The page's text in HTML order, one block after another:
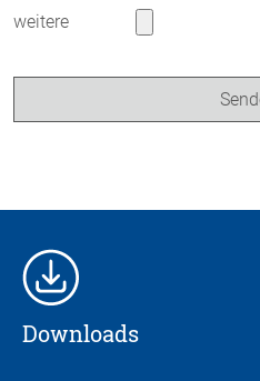
weitere
Downloads